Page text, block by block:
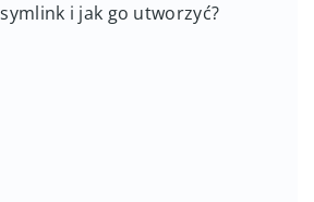
i jak go utworzyć?